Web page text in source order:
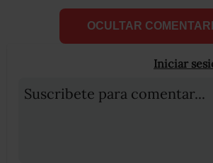
OCULTAR
Iniciar
Suscribete para comentar...